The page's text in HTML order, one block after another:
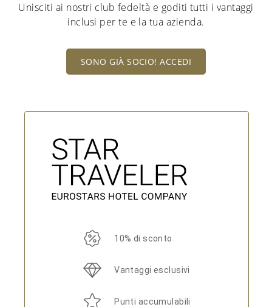
Unisciti ai nostri club fedeltà e goditi tutti i vantaggi
inclusi per te e la tua azienda.
SONO GIÀ SOCIO! ACCEDI
10% di sconto
Vantaggi esclusivi
Punti accumulabili